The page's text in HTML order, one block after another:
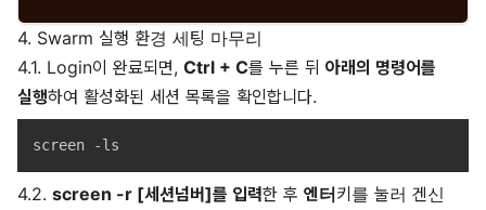
4. Swarm 실행 환경 세팅 마무리
4.1. Login이 완료되면, Ctrl + C를 누른 뒤 아래의 명령어를
실행하여 활성화된 세션 목록을 확인합니다.
4.2. screen -r [세션넘버]를 입력한 후 엔터키를 눌러 겐신